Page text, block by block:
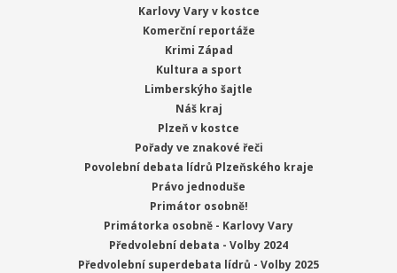
Karlovy Vary v kostce
Komerční reportáže
Krimi Západ
Kultura a sport
Limberskýho šajtle
Náš kraj
Plzeň v kostce
Pořady ve znakové řeči
Povolební debata lídrů Plzeňského kraje
Právo jednoduše
Primátor osobně!
Primátorka osobně - Karlovy Vary
Předvolební debata - Volby 2024
Předvolební superdebata lídrů - Volby 2025